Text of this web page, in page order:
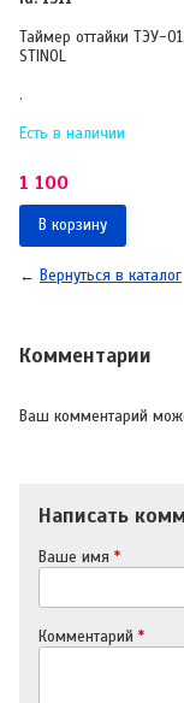
Таймер оттайки ТЭУ-
STINOL
.
Есть в наличии
1 100
В корзину
← Вернуться в каталог
Комментарии
Ваш комментарий
Написать
Ваше имя *
Комментарий *